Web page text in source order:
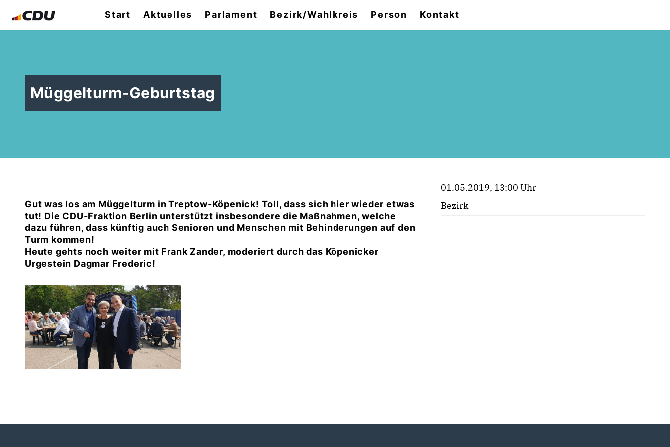
Start Aktuelles Parlament Bezirk/Wahlkreis Person Kontakt
Müggelturm-Geburtstag
Gut was los am Müggelturm in Treptow-Köpenick! Toll, dass sich hier wieder etwas
tut! Die CDU-Fraktion Berlin unterstützt insbesondere die Maßnahmen, welche
dazu führen, dass künftig auch Senioren und Menschen mit Behinderungen auf den
Turm kommen!
Heute gehts noch weiter mit Frank Zander, moderiert durch das Köpenicker
Urgestein Dagmar Frederic!
01.05.2019, 13:00 Uhr
Bezirk